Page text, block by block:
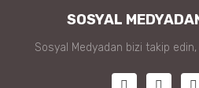
SOSYAL
Sosyal Medyadan bizi takip